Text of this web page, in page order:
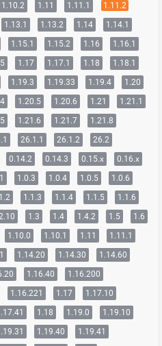
1.10.2 1.11 1.11.1
1.11.2
1.13.1 1.13.2 1.14
1.14.1
1.15.1 1.15.2 1.16
1.16.1
1.17 1.17.1 1.18
1.18.1
1.19.3 1.19.33 1.19.4
1.20
1.20.5 1.20.6 1.21
1.21.1
1.21.6 1.21.7
1.21.8
26.1.1 26.1.2 26.2
0.14.2 0.14.3 0.15.x
0.16.x
1.0.3 1.0.4 1.0.5
1.0.6
1.1.3 1.1.4 1.1.5
1.1.6
1.3 1.4 1.4.2 1.5
1.6
1.10.0 1.10.1 1.11
1.11.1
1.14.20 1.14.30
1.14.60
1.16.40
1.16.200
1.16.221 1.17
1.17.10
1.18 1.19.0
1.19.10
1.19.40
1.19.41